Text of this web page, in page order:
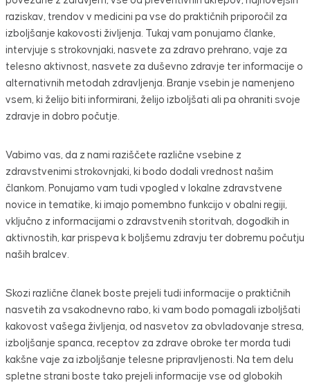
raziskav, trendov v medicini pa vse do praktičnih priporočil za
izboljšanje kakovosti življenja. Tukaj vam ponujamo članke,
intervjuje s strokovnjaki, nasvete za zdravo prehrano, vaje za
telesno aktivnost, nasvete za duševno zdravje ter informacije o
alternativnih metodah zdravljenja. Branje vsebin je namenjeno
vsem, ki želijo biti informirani, želijo izboljšati ali pa ohraniti svoje
zdravje in dobro počutje.
Vabimo vas, da z nami raziščete različne vsebine z
zdravstvenimi strokovnjaki, ki bodo dodali vrednost našim
člankom. Ponujamo vam tudi vpogled v lokalne zdravstvene
novice in tematike, ki imajo pomembno funkcijo v obalni regiji,
vključno z informacijami o zdravstvenih storitvah, dogodkih in
aktivnostih, kar prispeva k boljšemu zdravju ter dobremu počutju
naših bralcev.
Skozi različne članek boste prejeli tudi informacije o praktičnih
nasvetih za vsakodnevno rabo, ki vam bodo pomagali izboljšati
kakovost vašega življenja, od nasvetov za obvladovanje stresa,
izboljšanje spanca, receptov za zdrave obroke ter morda tudi
kakšne vaje za izboljšanje telesne pripravljenosti. Na tem delu
spletne strani boste tako prejeli informacije vse od globokih